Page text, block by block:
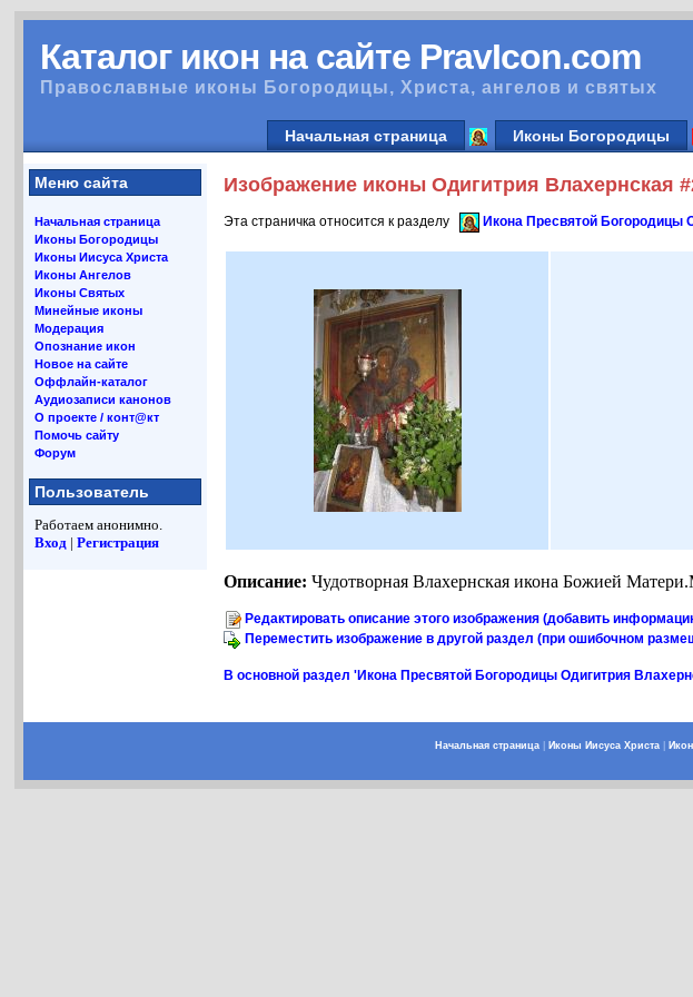
Каталог икон на сайте PravIcon.com
Православные иконы Богородицы, Христа, ангелов и святых
Начальная страница Иконы Богородицы
Меню сайта
Начальная страница
Иконы Богородицы
Иконы Иисуса Христа
Иконы Ангелов
Иконы Святых
Минейные иконы
Модерация
Опознание икон
Новое на сайте
Оффлайн-каталог
Аудиозаписи канонов
О проекте / конт@кт
Помочь сайту
Форум
Пользователь
Работаем анонимно.
Вход |Регистрация
Изображение иконы Одигитрия Влахернская
Эта страничка относится к разделу Икона Пресвятой Богородицы
Описание: Чудотворная Влахернская икона Божией
Редактировать описание этого изображения (добавить
Переместить изображение в другой раздел (при ошибочном
В основной раздел 'Икона Пресвятой Богородицы Одигитрия
Начальная страница Иконы Иисуса Христа